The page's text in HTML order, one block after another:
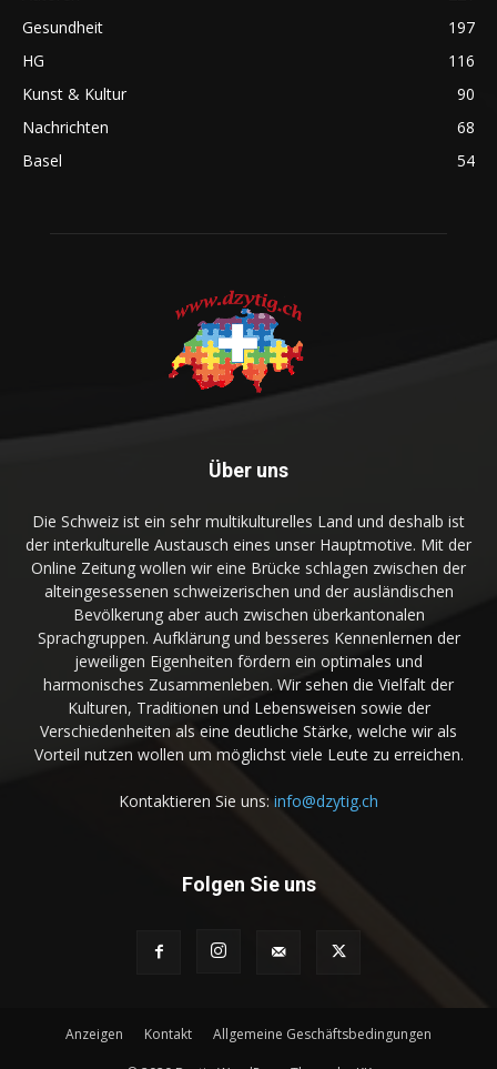
Gesundheit
197
HG
116
Kunst & Kultur
90
Nachrichten
68
Basel
54
Über uns
Die Schweiz ist ein sehr multikulturelles Land und deshalb ist
der interkulturelle Austausch eines unser Hauptmotive. Mit der
Online Zeitung wollen wir eine Brücke schlagen zwischen der
alteingesessenen schweizerischen und der ausländischen
Bevölkerung aber auch zwischen überkantonalen
Sprachgruppen. Aufklärung und besseres Kennenlernen der
jeweiligen Eigenheiten fördern ein optimales und
harmonisches Zusammenleben. Wir sehen die Vielfalt der
Kulturen, Traditionen und Lebensweisen sowie der
Verschiedenheiten als eine deutliche Stärke, welche wir als
Vorteil nutzen wollen um möglichst viele Leute zu erreichen.
Kontaktieren Sie uns: info@dzytig.ch
Folgen Sie uns
Anzeigen Kontakt Allgemeine Geschäftsbedingungen